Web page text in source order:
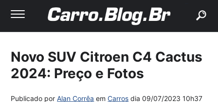
Novo SUV Citroen C4 Cactus
2024: Preço e Fotos
Publicado porAlan Corrêa emCarros dia09/07/2023 10h37